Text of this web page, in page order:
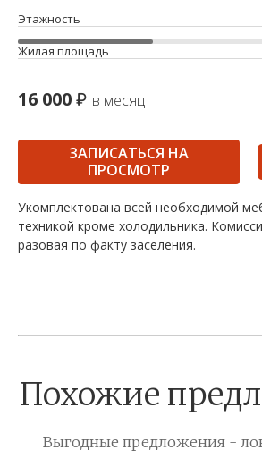
Этажность
Жилая площадь
16 000 в месяц
ЗАПИСАТЬСЯ НА
ПРОСМОТР
Укомплектована всей необходимой
техникой кроме холодильника.
разовая по факту заселения.
Похожие
Выгодные предложения -